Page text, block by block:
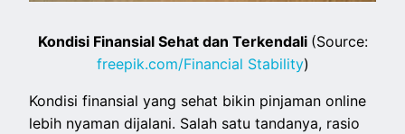
Kondisi Finansial Sehat dan Terkendali (Source:
freepik.com/Financial Stability)
Kondisi finansial yang sehat bikin pinjaman online
lebih nyaman dijalani. Salah satu tandanya, rasio